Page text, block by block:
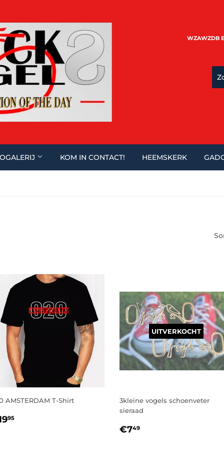
WZAWZDB
KOM IN CONTACT! HEEMSKERK
AMSTERDAM T-Shirt
95€19,95
UITVERKOCHT
3kleine vogels schoenveter
sieraad
NORMALE
€749